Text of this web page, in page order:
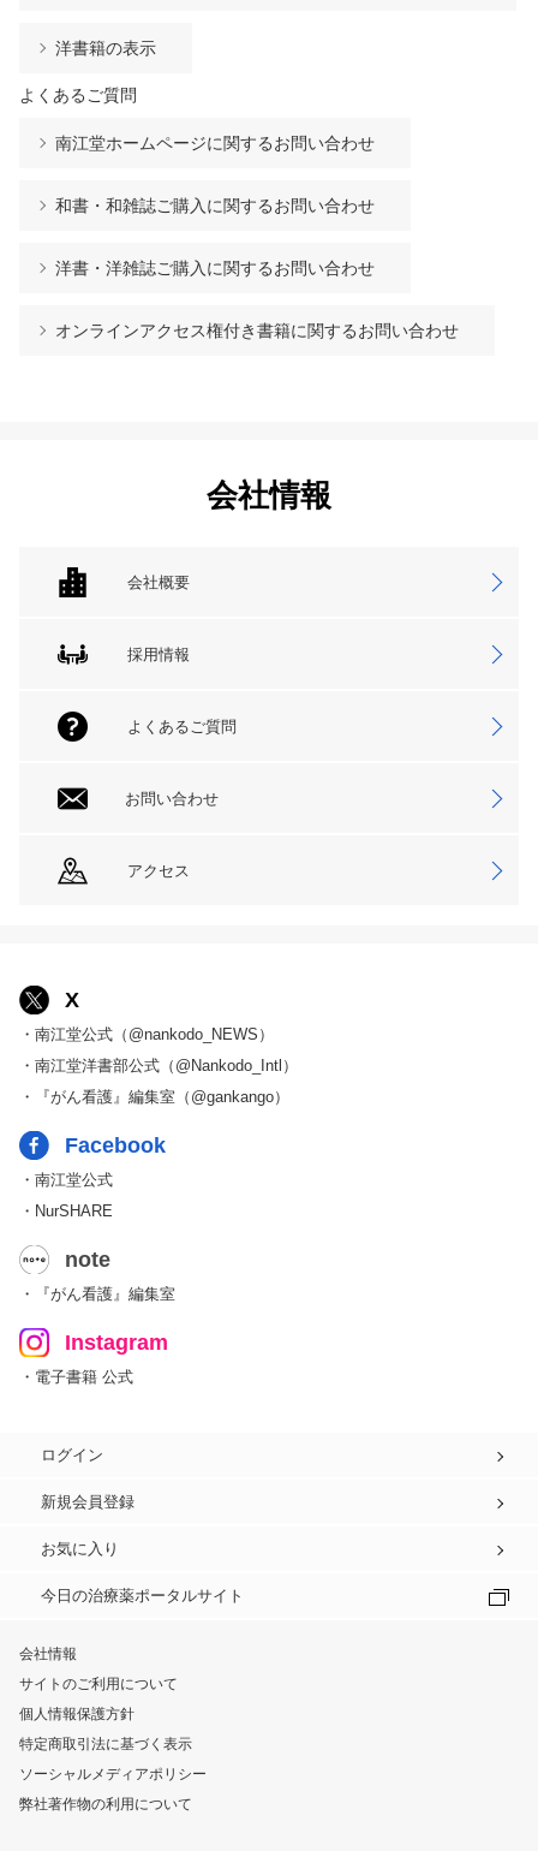
洋書籍の表示
よくあるご質問
南江堂ホームページに関するお問い合わせ
和書・和雑誌ご購入に関するお問い合わせ
洋書・洋雑誌ご購入に関するお問い合わせ
オンラインアクセス権付き書籍に関するお問い合わせ
会社情報
会社概要
採用情報
よくあるご質問
お問い合わせ
アクセス
X
・南江堂公式（@nankodo_NEWS）
・南江堂洋書部公式（@Nankodo_Intl）
・『がん看護』編集室（@gankango）
Facebook
・南江堂公式
・NurSHARE
note
・『がん看護』編集室
Instagram
・電子書籍 公式
ログイン
新規会員登録
お気に入り
今日の治療薬ポータルサイト
会社情報
サイトのご利用について
個人情報保護方針
特定商取引法に基づく表示
ソーシャルメディアポリシー
弊社著作物の利用について